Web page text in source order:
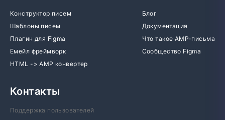
Конструктор писем
Шаблоны писем
Плагин для Figma
Емейл фреймворк
HTML -> AMP конвертер
Блог
Документация
Что такое AMP-письма
Сообщество Figma
Контакты
Поддержка пользователей